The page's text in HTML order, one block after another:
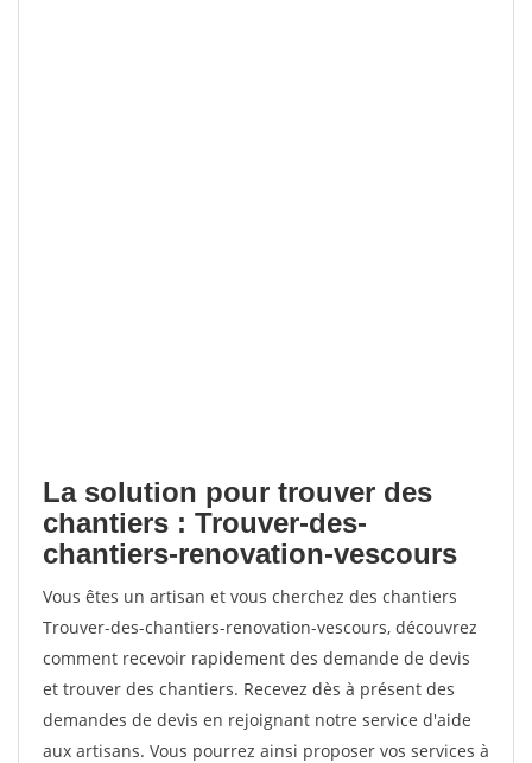
La solution pour trouver des
chantiers : Trouver-des-
chantiers-renovation-vescours
Vous êtes un artisan et vous cherchez des chantiers
Trouver-des-chantiers-renovation-vescours, découvrez
comment recevoir rapidement des demande de devis
et trouver des chantiers. Recevez dès à présent des
demandes de devis en rejoignant notre service d'aide
aux artisans. Vous pourrez ainsi proposer vos services à